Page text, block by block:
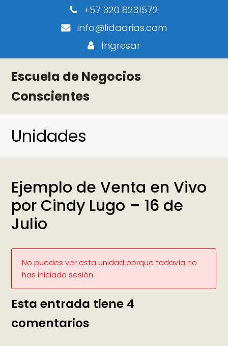
+57 320 8231572
info@lidaarias.com
Ingresar
Escuela de Negocios
Conscientes
Unidades
Ejemplo de Venta en Vivo
por Cindy Lugo – 16 de
Julio
No puedes ver esta unidad porque todavía no
has iniciado sesión.
Esta entrada tiene 4
comentarios